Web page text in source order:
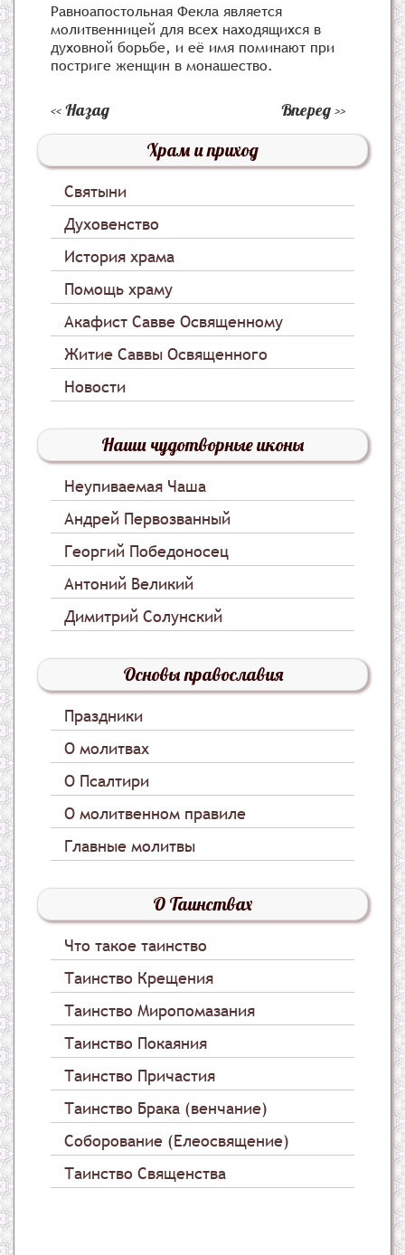
Равноапостольная Фекла является
молитвенницей для всех находящихся в
духовной борьбе, и её имя поминают при
постриге женщин в монашество.
Назад Вперед
Храм и приход
Святыни
Духовенство
История храма
Помощь храму
Акафист Савве Освященному
Житие Саввы Освященного
Новости
Наши чудотворные иконы
Неупиваемая Чаша
Андрей Первозванный
Георгий Победоносец
Антоний Великий
Димитрий Солунский
Основы православия
Праздники
О молитвах
О Псалтири
О молитвенном правиле
Главные молитвы
О Таинствах
Что такое таинство
Таинство Крещения
Таинство Миропомазания
Таинство Покаяния
Таинство Причастия
Таинство Брака (венчание)
Соборование (Елеосвящение)
Таинство Священства